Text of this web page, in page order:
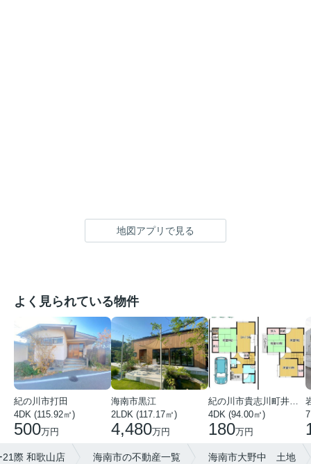
地図アプリで見る
よく見られている物件
紀の川市打田
4DK (115.92㎡)
500万円
海南市黒江
2LDK (117.17㎡)
4,480万円
紀の川市貴志川町井ノ口
4DK (94.00㎡)
180万円
際 和歌山店 海南市の不動産一覧 海南市大野中 土地